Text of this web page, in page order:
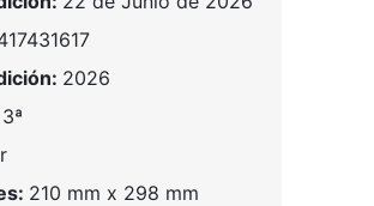
2026
3ª
210 mm x 298 mm